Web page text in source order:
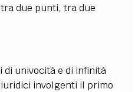
due punti, tra due
di univocità e di infinità
involgenti il primo